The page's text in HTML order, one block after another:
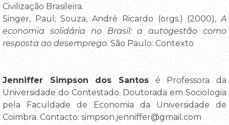
Civilização Brasileira.
Singer, Paul; Souza, André Ricardo (orgs.) (2000), A
economia solidária no Brasil: a autogestão como
resposta ao desemprego. São Paulo: Contexto
Jenniffer Simpson dos Santos é Professora da
Universidade do Contestado. Doutorada em Sociologia
pela Faculdade de Economia da Universidade de
Coimbra. Contacto: simpson.jenniffer@gmail.com